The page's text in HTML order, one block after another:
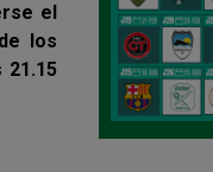
el
los